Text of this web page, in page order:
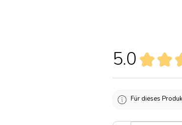
5.0 ★ ★
Für dieses